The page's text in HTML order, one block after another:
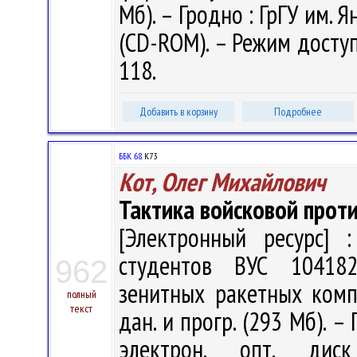
Мб). – Гродно : ГрГУ им.
(CD-ROM). – Режим
118.
Добавить в корзину Подробнее
962
полный
текст
ББК 68.К73
Кот, Олег Михайлович
Тактика войсковой
[Электронный ресурс]
студентов ВУС
зенитных ракетных
дан. и прогр. (293 Мб). –
электрон. опт.